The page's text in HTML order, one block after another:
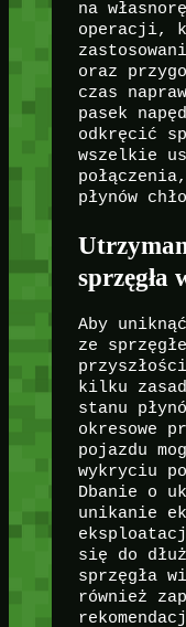
na
operacji,
oraz
czas
pasek
odkręcić
wszelkie
płynów
sprzęgła
Aby
ze
kilku
stanu
okresowe
pojazdu
wykryciu
Dbanie o
unikanie
się do
sprzęgła
również